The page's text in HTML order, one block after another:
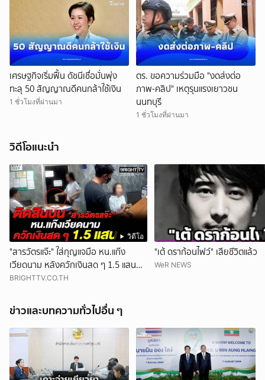
เศรษฐกิจเริ่มฟื้น ดัชนีเชื่อมั่นพุ่ง
ทะลุ 50 สัญญาณดีคนกล้าใช้เงิน
1 ชั่วโมงที่ผ่านมา
ตร. ขอความร่วมมือ "งดส่งต่อ
ภาพ-คลิป" เหตุรุนแรงเยาวชน
นนทบุรี
1 ชั่วโมงที่ผ่านมา
วิดีโอแนะนำ
วิดีโอ
"สารวัตรแจ๊ะ" ใส่กุญแจมือ หน.แก๊ง
เวียดนาม หลังควักเงินสด ๆ 1.5 แสน
ติดสินบน
BRIGHTTV.CO.TH
"เต้ ดราก้อนไฟว์" เสียชีวิตแล้ว
WeR NEWS
ข่าวและบทความทั่วไปอื่น ๆ